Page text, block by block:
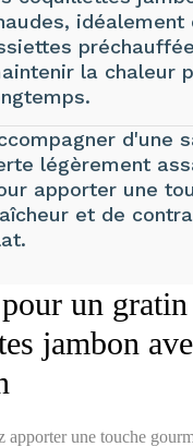
idéalement
la chaleur
d'une
légèrement
apporter une
et de
un gratin
jambon
apporter une touche